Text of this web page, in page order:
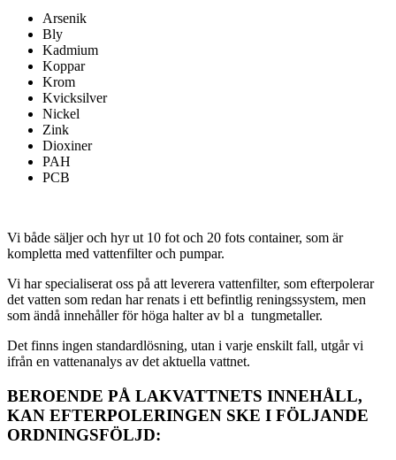
Arsenik
Bly
Kadmium
Koppar
Krom
Kvicksilver
Nickel
Zink
Dioxiner
PAH
PCB
Vi både säljer och hyr ut 10 fot och 20 fots container, som är
kompletta med vattenfilter och pumpar.
Vi har specialiserat oss på att leverera vattenfilter, som efterpolerar
det vatten som redan har renats i ett befintlig reningssystem, men
som ändå innehåller för höga halter av bl a tungmetaller.
Det finns ingen standardlösning, utan i varje enskilt fall, utgår vi
ifrån en vattenanalys av det aktuella vattnet.
BEROENDE PÅ LAKVATTNETS INNEHÅLL,
KAN EFTERPOLERINGEN SKE I FÖLJANDE
ORDNINGSFÖLJD: